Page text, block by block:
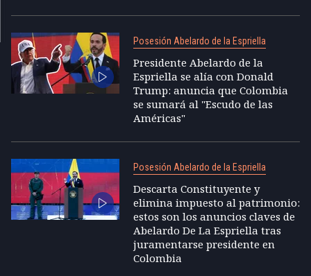
Posesión Abelardo de la Espriella
Presidente Abelardo de la
Espriella se alía con Donald
Trump: anuncia que Colombia
se sumará al "Escudo de las
Américas"
Posesión Abelardo de la Espriella
Descarta Constituyente y
elimina impuesto al patrimonio:
estos son los anuncios claves de
Abelardo De La Espriella tras
juramentarse presidente en
Colombia